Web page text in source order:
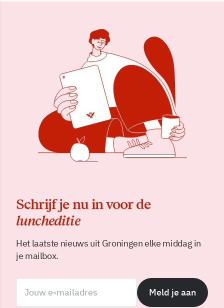
Schrijf je nu in voor de
luncheditie
Het laatste nieuws uit Groningen elke middag in
je mailbox.
Meld je aan